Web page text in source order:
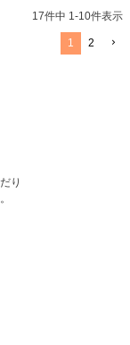
17件中 1-10件表示
1 2
り